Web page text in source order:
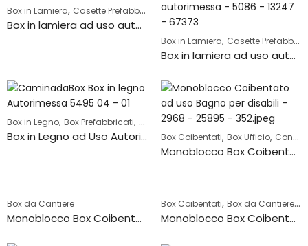
Box in Lamiera, Casette Prefabbricate
Box in lamiera ad uso autorimessa – 4134
Box in Lamiera, Casette Prefabbricate
Box in lamiera ad uso autorimessa – 5086
Box in Legno, Box Prefabbricati, Garage Prefabbricati
Box in Legno ad Uso Autorimessa – 5495-4 Box Coibentati, Box Ufficio, Container da Ufficio
Monoblocco Box Coibentato ad uso Bagno Disabili – 2968
Box da Cantiere
Monoblocco Box Coibentato ad uso Ufficio – CAMIBOX-MON-4112
Box Coibentati, Box da Cantiere,
Monoblocco Box Coibentato ad uso Ufficio – CAMIBOX-MON-4115